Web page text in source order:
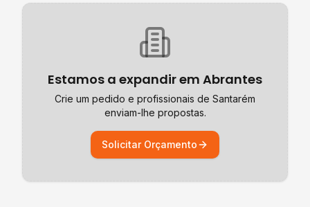
Estamos a expandir em Abrantes
Crie um pedido e profissionais de Santarém
enviam-lhe propostas.
Solicitar Orçamento